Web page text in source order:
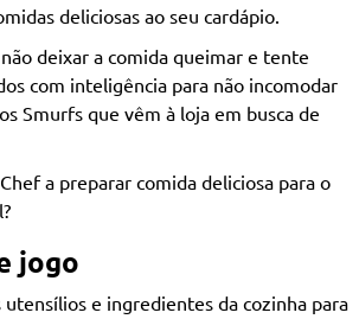
deliciosas ao seu cardápio.
deixar a comida queimar e tente
com inteligência para não incomodar
Smurfs que vêm à loja em busca de
a preparar comida deliciosa para o
jogo
utensílios e ingredientes da cozinha para